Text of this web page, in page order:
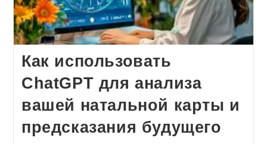
Как использовать
ChatGPT для анализа
вашей натальной карты и
предсказания будущего